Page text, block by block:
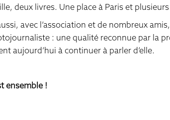
deux livres. Une place à Paris et
avec l’association et de nombreux
: une qualité reconnue par la
aujourd’hui à continuer à parler d’elle.
ensemble !